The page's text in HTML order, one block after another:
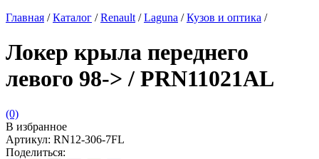
Главная / Каталог / Renault / Laguna / Кузов и оптика /
Локер крыла переднего
левого 98-> / PRN11021AL
(0)
В избранное
Артикул: RN12-306-7FL
Поделиться: